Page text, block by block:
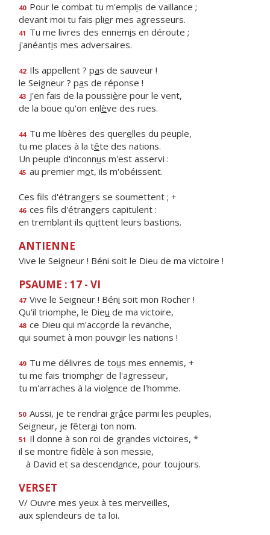
40 Pour le combat tu m'emplis de vaillance ;
devant moi tu fais plier mes agresseurs.
41 Tu me livres des ennemis en déroute ;
j'anéantis mes adversaires.
42 Ils appellent ? pas de sauveur !
le Seigneur ? pas de réponse !
43 J'en fais de la poussière pour le vent,
de la boue qu'on enlève des rues.
44 Tu me libères des querelles du peuple,
tu me places à la tête des nations.
Un peuple d'inconnus m'est asservi :
45 au premier mot, ils m'obéissent.
Ces fils d'étrangers se soumettent ; +
46 ces fils d'étrangers capitulent :
en tremblant ils quittent leurs bastions.
ANTIENNE
Vive le Seigneur ! Béni soit le Dieu de ma victoire !
PSAUME : 17 - VI
47 Vive le Seigneur ! Béni soit mon Rocher !
Qu'il triomphe, le Dieu de ma victoire,
48 ce Dieu qui m'accorde la revanche,
qui soumet à mon pouvoir les nations !
49 Tu me délivres de tous mes ennemis, +
tu me fais triompher de l'agresseur,
tu m'arraches à la violence de l'homme.
50 Aussi, je te rendrai grâce parmi les peuples,
Seigneur, je fêterai ton nom.
51 Il donne à son roi de grandes victoires, *
il se montre fidèle à son messie,
à David et sa descendance, pour toujours.
VERSET
V/ Ouvre mes yeux à tes merveilles,
aux splendeurs de ta loi.